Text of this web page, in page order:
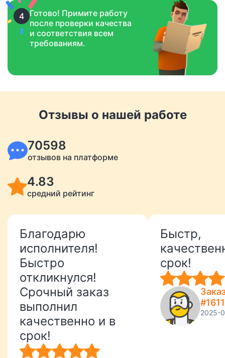
4 Готово! Примите работу
после проверки качества
и соответствия всем
требованиям.
Отзывы о нашей работе
70598
отзывов на платформе
4.83
средний рейтинг
Благодарю
исполнителя!
Быстро
откликнулся!
Срочный заказ
выполнил
качественно и в
срок!
Быстр,
срок!
2025-